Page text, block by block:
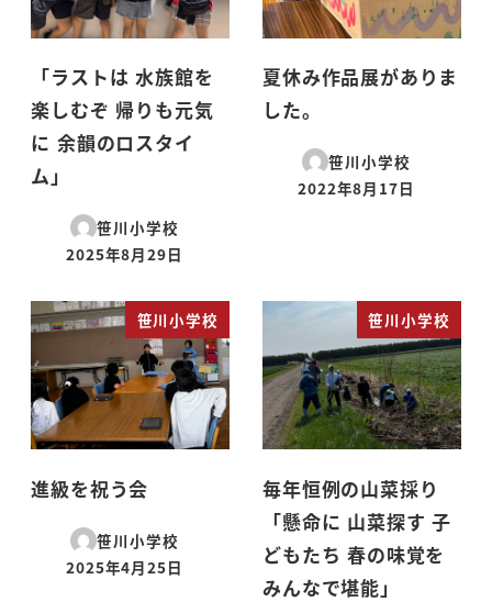
「ラストは 水族館を
楽しむぞ 帰りも元気
に 余韻のロスタイ
ム」
笹川小学校
投稿日
2025年8月29日
夏休み作品展がありま
した。
笹川小学校
投稿日
2022年8月17日
笹川小学校
進級を祝う会
笹川小学校
投稿日
2025年4月25日
笹川小学校
毎年恒例の山菜採り
「懸命に 山菜探す 子
どもたち 春の味覚を
みんなで堪能」